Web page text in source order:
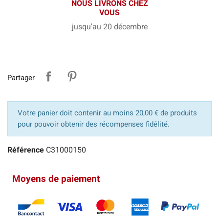
NOUS LIVRONS CHEZ
VOUS
jusqu'au 20 décembre
Partager
Votre panier doit contenir au moins 20,00 € de produits
pour pouvoir obtenir des récompenses fidélité.
Référence C31000150
Moyens de paiement